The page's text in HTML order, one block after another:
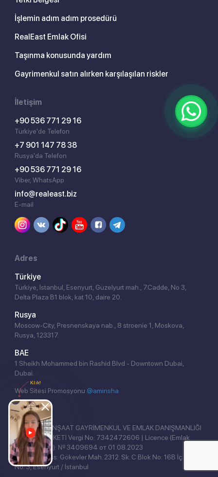
İşlemin adım adım prosedürü
RealEast Emlak Ofisi
Taşınma konusunda yardım
Gayrimenkul satın alırken karşılaşılan riskler
İletişim
+90 536 771 29 16
Türkiye'de Telefon
+7 901 147 78 38
Rusya'da Telefon
+90 536 771 29 16
Viber, WhatsApp
info@realeast.biz
E-mail
Adres
Türkiye
Türkiye, İstanbul, Esenyurt, Güzelyurt mah., 7.Cadde, No 3,
Delta Plaza B1 blok, kat 10, daire 20.
Rusya
Moscow-City, Presnenskaya nab., 8 stroenie 1, Moskova,
Rusya, 123317.
BAE
1 Sheikh Mohammed bin Rashid Blvd - Downtown Dubai,
Dubai.
Web Sitesi Promosyonu @aminsha
REAL EAST İNŞAAT GAYRİMENKUL VE EMLAK DANIŞMANLIĞI
ANONİM ŞİRKETİ Vergi No: 7342472606 | Licence (Emlak
Yetki Belgesi): № 3409694 от 01.08.2023
Legal address: Gökevler Mah. 2312. Sk. C Blok No: 16B İç Kapı
No: 3, Esenyurt / İstanbul
Klik!